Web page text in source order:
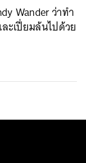
Wander ว่าทำ
ะเปี่ยมล้นไปด้วย